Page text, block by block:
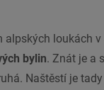
alpských loukách
bylin. Znát je a
Naštěstí je tady